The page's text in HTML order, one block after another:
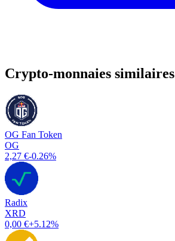
Crypto-monnaies similaires
OG Fan Token
OG
2,27 €-0.26%
Radix
XRD
0,00 €+5.12%